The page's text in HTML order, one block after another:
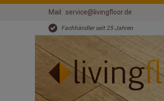
Mail: service@livingfloor.de
Fachhändler seit 25 Jahren